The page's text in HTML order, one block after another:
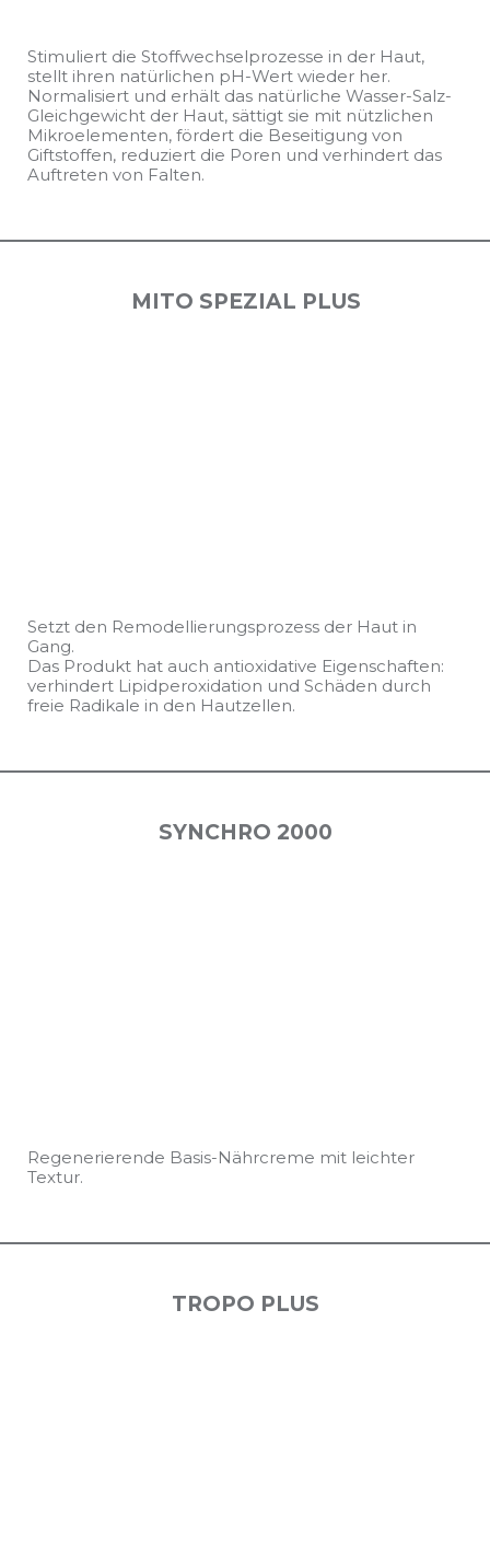
Stimuliert die Stoffwechselprozesse in der Haut,
stellt ihren natürlichen pH-Wert wieder her.
Normalisiert und erhält das natürliche Wasser-Salz-
Gleichgewicht der Haut, sättigt sie mit nützlichen
Mikroelementen, fördert die Beseitigung von
Giftstoffen, reduziert die Poren und verhindert das
Auftreten von Falten.
MITO SPEZIAL PLUS
Setzt den Remodellierungsprozess der Haut in
Gang.
Das Produkt hat auch antioxidative Eigenschaften:
verhindert Lipidperoxidation und Schäden durch
freie Radikale in den Hautzellen.
SYNCHRO 2000
Regenerierende Basis-Nährcreme mit leichter
Textur.
TROPO PLUS